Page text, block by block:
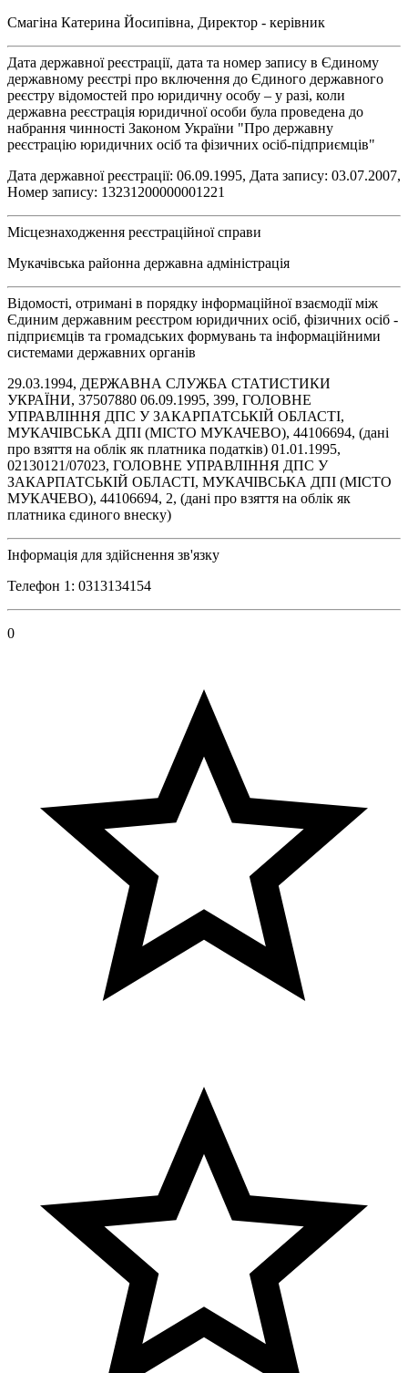
Смагіна Катерина Йосипівна, Директор - керівник
Дата державної реєстрації, дата та номер запису в Єдиному
державному реєстрі про включення до Єдиного державного
реєстру відомостей про юридичну особу – у разі, коли
державна реєстрація юридичної особи була проведена до
набрання чинності Законом України "Про державну
реєстрацію юридичних осіб та фізичних осіб-підприємців"
Дата державної реєстрації: 06.09.1995, Дата запису: 03.07.2007,
Номер запису: 13231200000001221
Місцезнаходження реєстраційної справи
Мукачівська районна державна адміністрація
Відомості, отримані в порядку інформаційної взаємодії між
Єдиним державним реєстром юридичних осіб, фізичних осіб -
підприємців та громадських формувань та інформаційними
системами державних органів
29.03.1994, ДЕРЖАВНА СЛУЖБА СТАТИСТИКИ
УКРАЇНИ, 37507880 06.09.1995, 399, ГОЛОВНЕ
УПРАВЛІННЯ ДПС У ЗАКАРПАТСЬКІЙ ОБЛАСТІ,
МУКАЧІВСЬКА ДПІ (МІСТО МУКАЧЕВО), 44106694, (дані
про взяття на облік як платника податків) 01.01.1995,
02130121/07023, ГОЛОВНЕ УПРАВЛІННЯ ДПС У
ЗАКАРПАТСЬКІЙ ОБЛАСТІ, МУКАЧІВСЬКА ДПІ (МІСТО
МУКАЧЕВО), 44106694, 2, (дані про взяття на облік як
платника єдиного внеску)
Інформація для здійснення зв'язку
Телефон 1: 0313134154
0